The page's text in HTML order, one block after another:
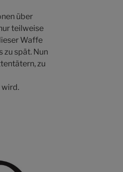
über
teilweise
Waffe
zu spät. Nun
zu
wird.